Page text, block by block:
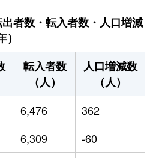
者数・転入者数・人口増減
転入者数
（人）
人口増減数
（人）
6,476
362
6,309
-60